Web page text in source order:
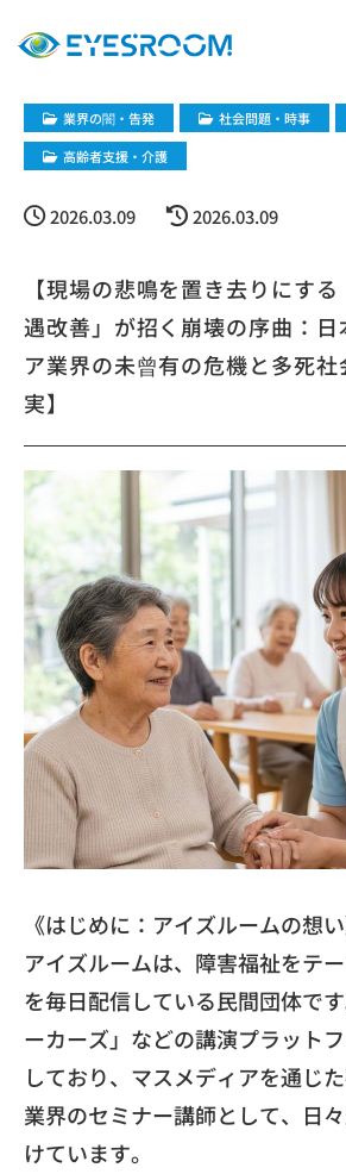
業界の闇・告発 社会問題・時事
高齢者支援・介護
2026.03.09 2026.03.09
【現場の悲鳴を置き去りにす
遇改善」が招く崩壊の序曲：日
ア業界の未曾有の危機と多死社
実】
《はじめに：アイズルームの想い
​アイズルームは、 障害福祉をテ
を毎日配信している民間団体です
ーカーズ」 などの講演プラット
しており、 マスメディアを通じ
業界のセミナー講師として、 日
けています。